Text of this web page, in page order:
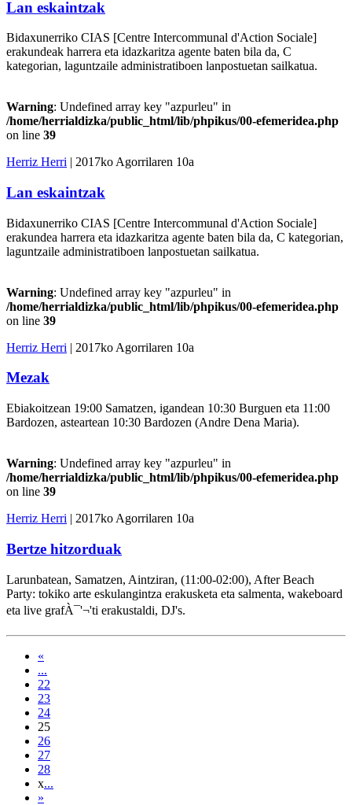
Lan eskaintzak
Bidaxunerriko CIAS [Centre Intercommunal d'Action Sociale]
erakundeak harrera eta idazkaritza agente baten bila da, C
kategorian, laguntzaile administratiboen lanpostuetan sailkatua.
Warning: Undefined array key "azpurleu" in
/home/herrialdizka/public_html/lib/phpikus/00-efemeridea.php
on line 39
Herriz Herri | 2017ko Agorrilaren 10a
Lan eskaintzak
Bidaxunerriko CIAS [Centre Intercommunal d'Action Sociale]
erakundea harrera eta idazkaritza agente baten bila da, C kategorian,
laguntzaile administratiboen lanpostuetan sailkatua.
Warning: Undefined array key "azpurleu" in
/home/herrialdizka/public_html/lib/phpikus/00-efemeridea.php
on line 39
Herriz Herri | 2017ko Agorrilaren 10a
Mezak
Ebiakoitzean 19:00 Samatzen, igandean 10:30 Burguen eta 11:00
Bardozen, asteartean 10:30 Bardozen (Andre Dena Maria).
Warning: Undefined array key "azpurleu" in
/home/herrialdizka/public_html/lib/phpikus/00-efemeridea.php
on line 39
Herriz Herri | 2017ko Agorrilaren 10a
Bertze hitzorduak
Larunbatean, Samatzen, Aintziran, (11:00-02:00), After Beach
Party: tokiko arte eskulangintza erakusketa eta salmenta, wakeboard
eta live grafÀ¯'¬'ti erakustaldi, DJ's.
«
...
22
23
24
25(current)
26
27
28
x...
»